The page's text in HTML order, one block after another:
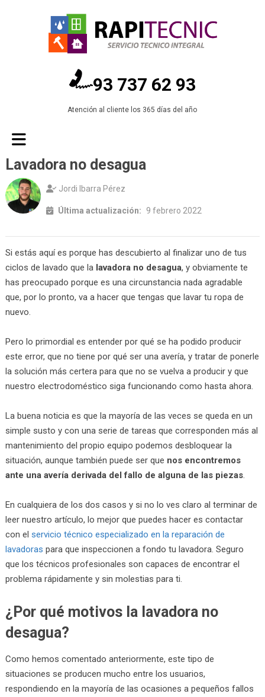
93 737 62 93
Atención al cliente los 365 días del año
Lavadora no desagua
Jordi Ibarra Pérez
Última actualización: 9 febrero 2022
Si estás aquí es porque has descubierto al finalizar uno de tus
ciclos de lavado que la lavadora no desagua, y obviamente te
has preocupado porque es una circunstancia nada agradable
que, por lo pronto, va a hacer que tengas que lavar tu ropa de
nuevo.
Pero lo primordial es entender por qué se ha podido producir
este error, que no tiene por qué ser una avería, y tratar de ponerle
la solución más certera para que no se vuelva a producir y que
nuestro electrodoméstico siga funcionando como hasta ahora.
La buena noticia es que la mayoría de las veces se queda en un
simple susto y con una serie de tareas que corresponden más al
mantenimiento del propio equipo podemos desbloquear la
situación, aunque también puede ser que nos encontremos
ante una avería derivada del fallo de alguna de las piezas.
En cualquiera de los dos casos y si no lo ves claro al terminar de
leer nuestro artículo, lo mejor que puedes hacer es contactar
con el servicio técnico especializado en la reparación de
lavadoras para que inspeccionen a fondo tu lavadora. Seguro
que los técnicos profesionales son capaces de encontrar el
problema rápidamente y sin molestias para ti.
¿Por qué motivos la lavadora no
desagua?
Como hemos comentado anteriormente, este tipo de
situaciones se producen mucho entre los usuarios,
respondiendo en la mayoría de las ocasiones a pequeños fallos